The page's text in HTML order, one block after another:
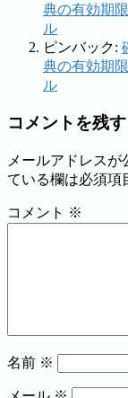
典の有効期
ル
ピンバック:
典の有効期
ル
コメントを残す
メールアドレスが
ている欄は必須項
コメント ※
名前 ※